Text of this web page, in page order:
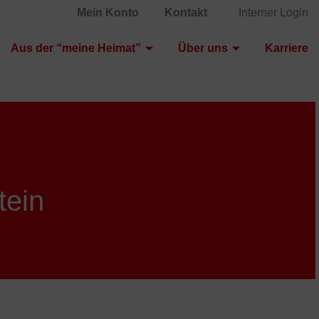
Mein Konto Kontakt Interner Login
Aus der “meine Heimat” Über uns Karriere